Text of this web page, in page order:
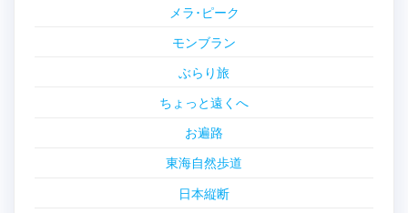
メラ･ピーク
モンブラン
ぶらり旅
ちょっと遠くへ
お遍路
東海自然歩道
日本縦断